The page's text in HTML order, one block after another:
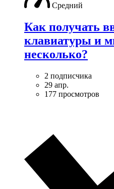
Средний
Как получать
клавиатуры и
несколько?
2 подписчика
29 апр.
177 просмотров